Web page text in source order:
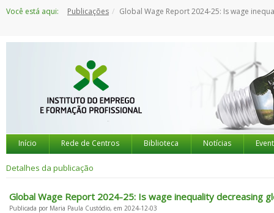
paraVocê está aqui: Publicações Global Wage Report 2024-25: Is wage inequality decreasing
Início Rede de Centros Biblioteca Notícias
Detalhes da publicação
Global Wage Report 2024-25: Is wage inequality decreasing
Publicada por Maria Paula Custódio, em 2024-12-03